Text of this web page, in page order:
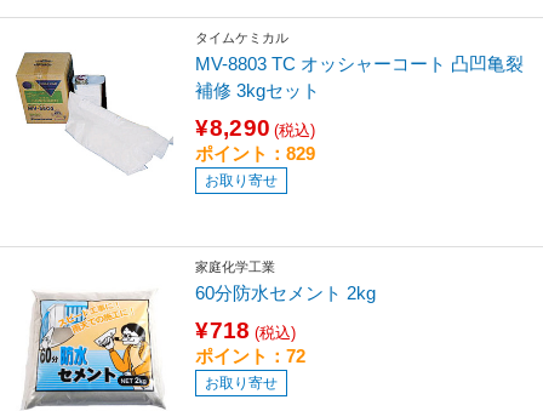
タイムケミカル
MV-8803 TC オッシャーコート 凸凹亀裂
補修 3kgセット
¥8,290 (税込)
ポイント：829
お取り寄せ
家庭化学工業
60分防水セメント 2kg
¥718 (税込)
ポイント：72
お取り寄せ